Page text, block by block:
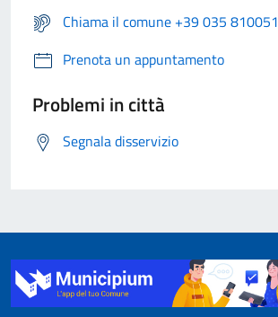
Chiama il comune +39 035 810051
Prenota un appuntamento
Problemi in città
Segnala disservizio